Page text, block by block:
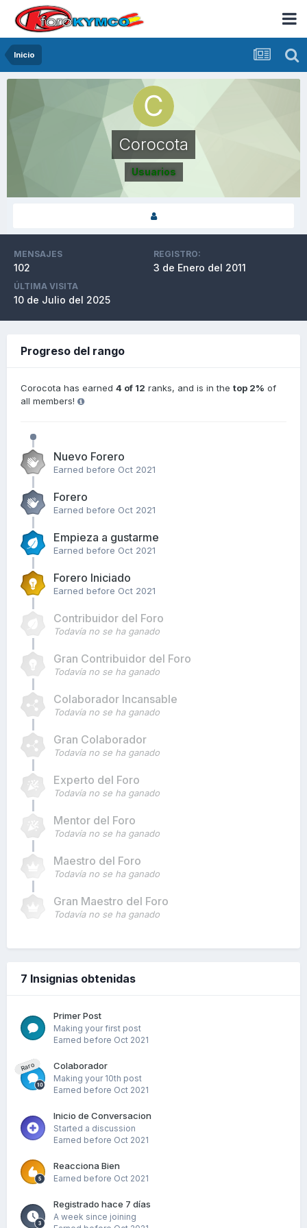
Inicio
Corocota
Usuarios
MENSAJES
102
REGISTRO:
3 de Enero del 2011
ÚLTIMA VISITA
10 de Julio del 2025
Progreso del rango
Corocota has earned 4 of 12 ranks, and is in the top 2% of
all members!
Nuevo Forero
Earned before Oct 2021
Forero
Earned before Oct 2021
Empieza a gustarme
Earned before Oct 2021
Forero Iniciado
Earned before Oct 2021
Contribuidor del Foro
Todavía no se ha ganado
Gran Contribuidor del Foro
Todavía no se ha ganado
Colaborador Incansable
Todavía no se ha ganado
Gran Colaborador
Todavía no se ha ganado
Experto del Foro
Todavía no se ha ganado
Mentor del Foro
Todavía no se ha ganado
Maestro del Foro
Todavía no se ha ganado
Gran Maestro del Foro
Todavía no se ha ganado
7 Insignias obtenidas
Primer Post
Making your first post
Earned before Oct 2021
Raro Colaborador
Making your 10th post
Earned before Oct 2021
Inicio de Conversacion
Started a discussion
Earned before Oct 2021
Reacciona Bien
Earned before Oct 2021
Registrado hace 7 días
A week since joining